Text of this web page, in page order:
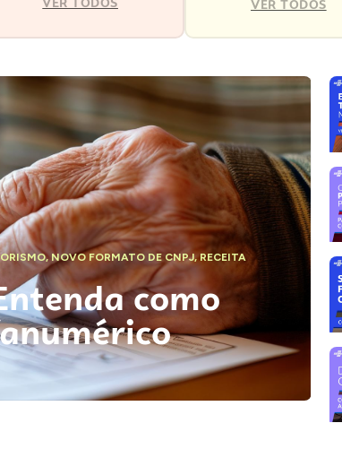
VER TODOS
,NOVO FORMATO DE CNPJ,RECEITA
como